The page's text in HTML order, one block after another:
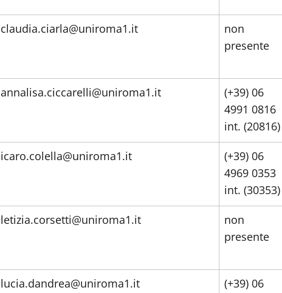
claudia.ciarla@uniroma1.it
non
presente
annalisa.ciccarelli@uniroma1.it
(+39) 06
4991 0816
int. (20816)
icaro.colella@uniroma1.it
(+39) 06
4969 0353
int. (30353)
letizia.corsetti@uniroma1.it
non
presente
lucia.dandrea@uniroma1.it
(+39) 06